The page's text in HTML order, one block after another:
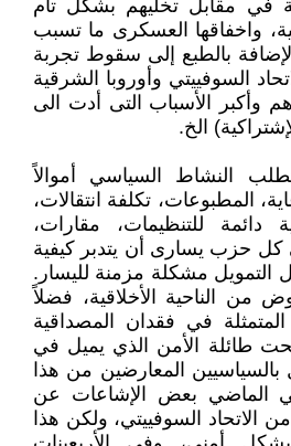
في مقابل تخليهم بشكل تام
واخفاقها العسكرى ما تسبب
هذا بالإضافة بالطبع إلى سقوط تجربة
السوفييتي وأوروبا الشرقية
أهم وأكبر الأسباب التى أدت الى
الخ.
النشاط السياسي أموالاً
المطبوعات، تكلفة انتقالات،
دائمة للتنظيمات، مقارات،
كل حزب يسارى أن يتدبر كيفية
التمويل مشكلة مزمنة لليسار.
من الناحية الأخلاقية، فضلاً
في فقدان المصداقية
تحت طائلة الأمن الذي يميل في
بالسياسيين المعارضين من هذا
الماضي بعض الإشاعات عن
الاتحاد السوفييتي، ولكن هذا